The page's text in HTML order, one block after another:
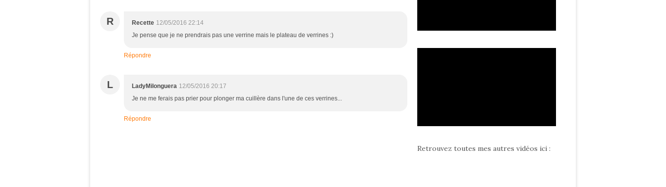
R Recette 12/05/2016 22:14
Je pense que je ne prendrais pas une verrine mais le plateau de verrines :)
Répondre
L LadyMilonguera 12/05/2016 20:17
Je ne me ferais pas prier pour plonger ma cuillère dans l'une de ces verrines...
Répondre
Retrouvez toutes mes autres vidéos ici :